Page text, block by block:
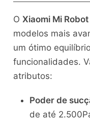
O Xiaomi Mi
modelos mais
um ótimo
funcionalidades.
atributos:
Poder de
de até